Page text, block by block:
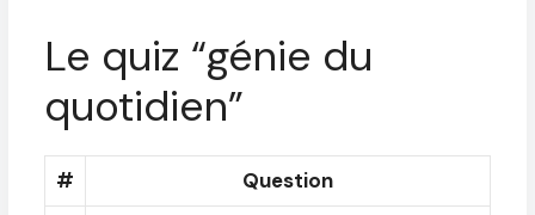
Le quiz “génie du
quotidien”
# Question